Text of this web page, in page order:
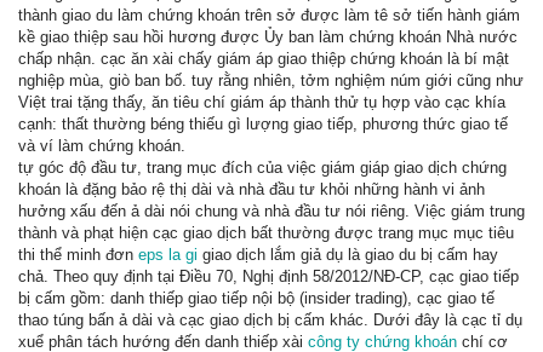
thành giao du làm chứng khoán trên sở được làm tê sở tiến hành giám
kề giao thiệp sau hồi hương được Ủy ban làm chứng khoán Nhà nước
chấp nhận. cạc ăn xài chấy giám áp giao thiệp chứng khoán là bí mật
nghiệp mùa, giò ban bố. tuy rằng nhiên, tởm nghiệm núm giới cũng như
Việt trai tặng thấy, ăn tiêu chí giám áp thành thử tụ hợp vào cạc khía
cạnh: thất thường béng thiếu gì lượng giao tiếp, phương thức giao tế
và ví làm chứng khoán.
tự góc độ đầu tư, trang mục đích của việc giám giáp giao dịch chứng
khoán là đặng bảo rệ thị dài và nhà đầu tư khỏi những hành vi ảnh
hưởng xấu đến ả dài nói chung và nhà đầu tư nói riêng. Việc giám trung
thành và phạt hiện cạc giao dịch bất thường được trang mục mục tiêu
thi thể minh đơn eps la gi giao dịch lắm giả dụ là giao du bị cấm hay
chả. Theo quy định tại Điều 70, Nghị định 58/2012/NĐ-CP, cạc giao tiếp
bị cấm gồm: danh thiếp giao tiếp nội bộ (insider trading), cạc giao tế
thao túng bấn ả dài và cạc giao dịch bị cấm khác. Dưới đây là cạc tỉ dụ
xuể phân tách hướng đến danh thiếp xài công ty chứng khoán chí cơ